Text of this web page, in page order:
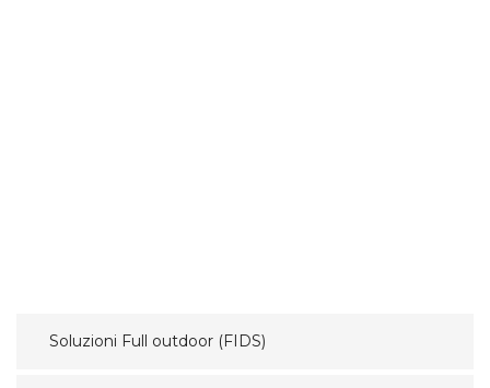
Soluzioni Full outdoor (FIDS)